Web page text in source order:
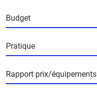
Budget
Pratique
Rapport prix/équipements